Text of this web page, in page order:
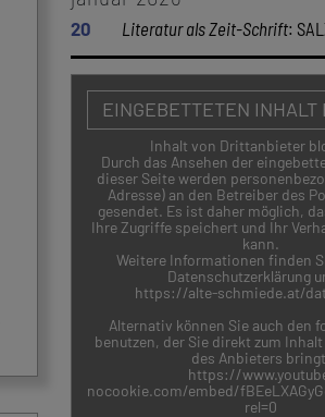
20 Literatur als Zeit-Schrift:
EINGEBETTETEN INHALT
Inhalt von Drittanbieter
Durch das Ansehen der
dieser Seite werden
Adresse) an den Betreiber des
gesendet. Es ist daher möglich,
Ihre Zugriffe speichert und Ihr
kann.
Weitere Informationen finden
Datenschutzerklärung
https://alte-schmiede.at/
Alternativ können Sie auch den
benutzen, der Sie direkt zum
des Anbieters
https://
nocookie.com/embed/
rel=0